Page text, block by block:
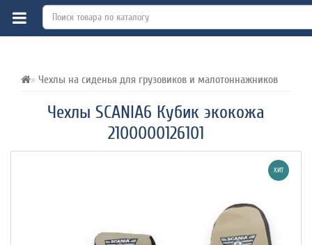
Чехлы на сиденья для грузовиков и малотоннажников
Чехлы SCANIA6 Кубик экокожа
2100000126101
ВСЕ О ТОВАРЕ ХАРАКТЕРИСТИКИ
ХИТ